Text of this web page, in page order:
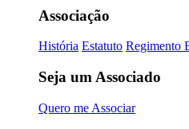
Associação
História Estatuto Regimento
Seja um Associado
Quero me Associar